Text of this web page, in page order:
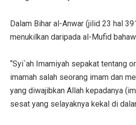
Dalam Bihar al-Anwar (jilid 23 hal
menukilkan daripada al-Mufid
“Syi`ah Imamiyah sepakat tentang
imamah salah seorang imam dan
yang diwajibkan Allah kepadanya
sesat yang selayaknya kekal di